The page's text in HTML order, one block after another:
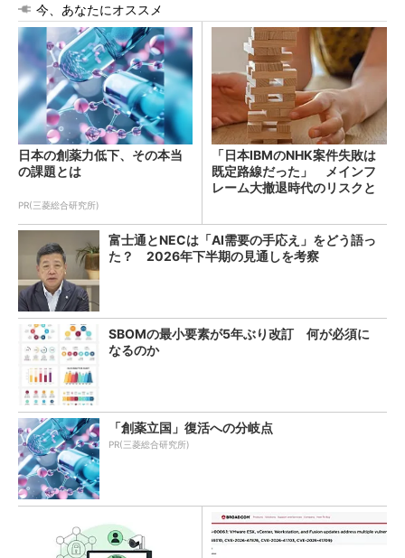
今、あなたにオススメ
日本の創薬力低下、その本当
の課題とは
PR(三菱総合研究所)
「日本IBMのNHK案件失敗は
既定路線だった」 メインフ
レーム大撤退時代のリスクと
富士通とNECは「AI需要の手応え」をどう語っ
た？ 2026年下半期の見通しを考察
SBOMの最小要素が5年ぶり改訂 何が必須に
なるのか
「創薬立国」復活への分岐点
PR(三菱総合研究所)